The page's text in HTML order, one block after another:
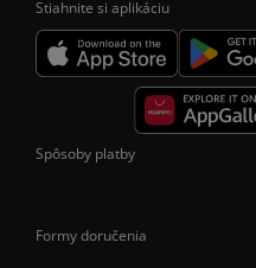
Stiahnite si aplikáciu
Spôsoby platby
Formy doručenia